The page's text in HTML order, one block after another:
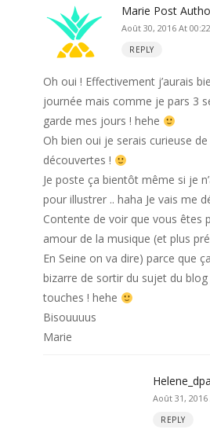
Marie Post
Août 30, 2016 At 00:22
REPLY
Oh oui ! Effectivement j’aurais
journée mais comme je pars 3
garde mes jours ! hehe
Oh bien oui je serais curieuse
découvertes !
Je poste ça bientôt même si je
pour illustrer .. haha Je vais me
Contente de voir que vous êtes
amour de la musique (et plus
En Seine on va dire) parce que
bizarre de sortir du sujet du
touches ! hehe
Bisouuuus
Marie
Helene_dpa
Août 31, 2016
REPLY